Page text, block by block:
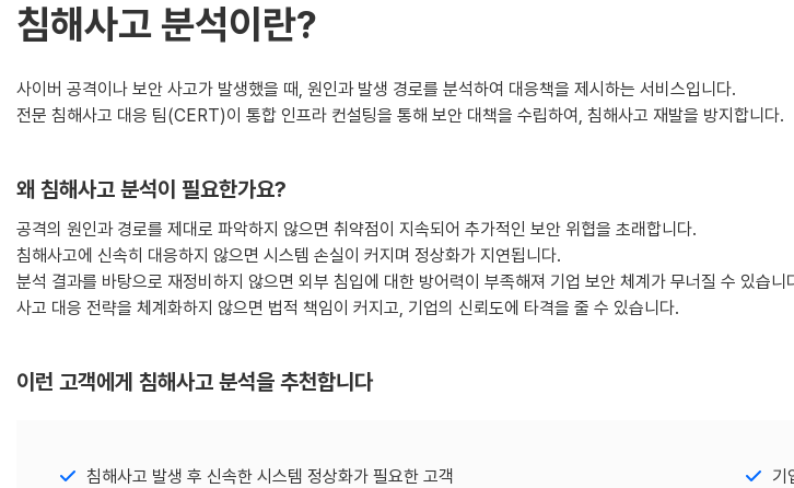
침해사고 분석이란?
사이버 공격이나 보안 사고가 발생했을 때, 원인과 발생 경로를 분석하여 대응책을 제시하는 서비스입니다.
전문 침해사고 대응 팀(CERT)이 통합 인프라 컨설팅을 통해 보안 대책을 수립하여, 침해사고 재발을 방지합니다.
왜 침해사고 분석이 필요한가요?
공격의 원인과 경로를 제대로 파악하지 않으면 취약점이 지속되어 추가적인 보안 위협을 초래합니다.
침해사고에 신속히 대응하지 않으면 시스템 손실이 커지며 정상화가 지연됩니다.
분석 결과를 바탕으로 재정비하지 않으면 외부 침입에 대한 방어력이 부족해져 기업 보안 체계가 무너질 수 있습니
사고 대응 전략을 체계화하지 않으면 법적 책임이 커지고, 기업의 신뢰도에 타격을 줄 수 있습니다.
이런 고객에게 침해사고 분석을 추천합니다
침해사고 발생 후 신속한 시스템 정상화가 필요한 고객 기